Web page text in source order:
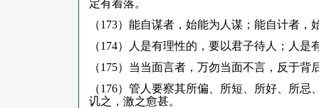
定有着落。
（173）能自谋者，始能为人谋；能自计者，
（174）人是有理性的，要以君子待人；人
（175）当当面言者，万勿当面不言，反于背
（176）管人要察其所偏、所短、所好、所
讥之，激之愈甚。